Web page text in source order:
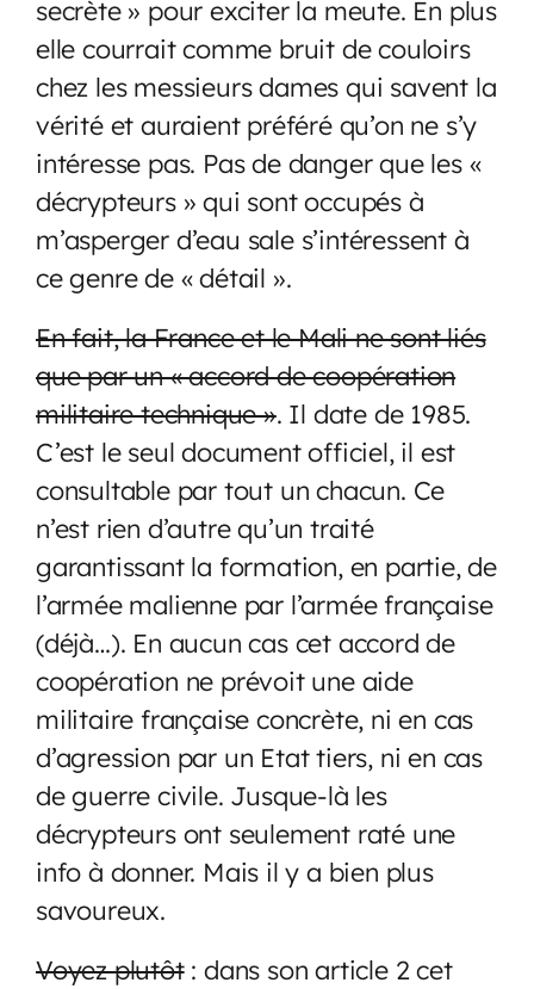
secrète » pour exciter la meute. En plus
elle courrait comme bruit de couloirs
chez les messieurs dames qui savent la
vérité et auraient préféré qu’on ne s’y
intéresse pas. Pas de danger que les «
décrypteurs » qui sont occupés à
m’asperger d’eau sale s’intéressent à
ce genre de « détail ».
En fait, la France et le Mali ne sont liés
que par un « accord de coopération
militaire technique ». Il date de 1985.
C’est le seul document officiel, il est
consultable par tout un chacun. Ce
n’est rien d’autre qu’un traité
garantissant la formation, en partie, de
l’armée malienne par l’armée française
(déjà…). En aucun cas cet accord de
coopération ne prévoit une aide
militaire française concrète, ni en cas
d’agression par un Etat tiers, ni en cas
de guerre civile. Jusque-là les
décrypteurs ont seulement raté une
info à donner. Mais il y a bien plus
savoureux.
Voyez plutôt: dans son article 2 cet